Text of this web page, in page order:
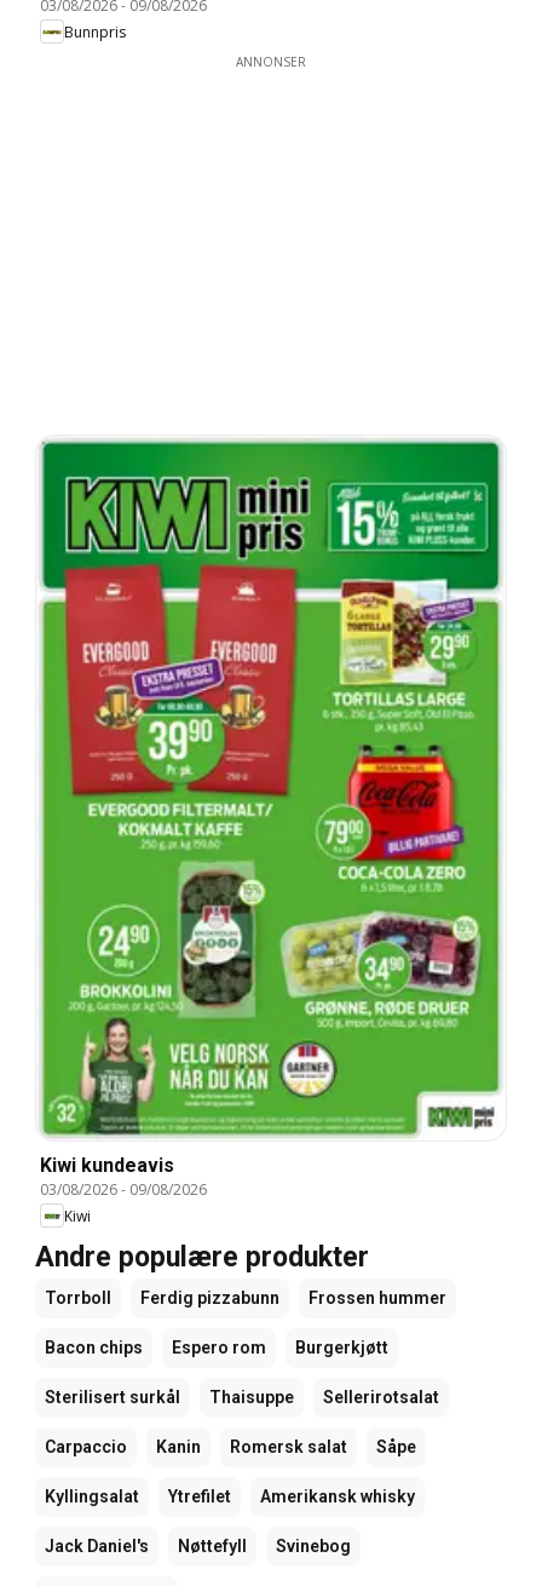
03/08/2026- 09/08/2026
Bunnpris
ANNONSER
Kiwi kundeavis
03/08/2026- 09/08/2026
Kiwi
Andre populære produkter
Torrboll Ferdig pizzabunn Frossen hummer
Bacon chips Espero rom Burgerkjøtt
Sterilisert surkål Thaisuppe Sellerirotsalat
Carpaccio Kanin Romersk salat Såpe
Kyllingsalat Ytrefilet Amerikansk whisky
Jack Daniel's Nøttefyll Svinebog